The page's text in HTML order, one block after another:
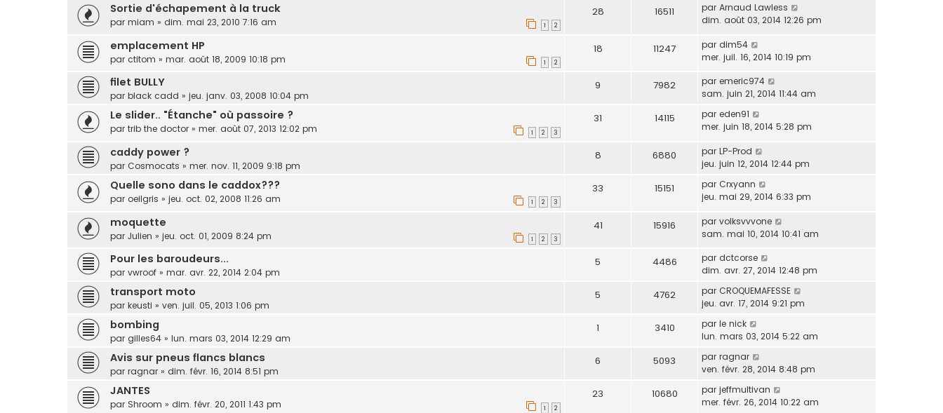
Sortie d'échapement à la truck
par miam » dim. mai 23, 2010 7:16 am 1 2
28 16511 par Arnaud Lawless
dim. août 03, 2014 12:26 pm
emplacement HP
par ctitom » mar. août 18, 2009 10:18 pm 1 2
18 11247 par dim54
mer. juil. 16, 2014 10:19 pm
filet BULLY
par black cadd » jeu. janv. 03, 2008 10:04 pm
9 7982 par emeric974
sam. juin 21, 2014 11:44 am
Le slider.. "Étanche" où passoire ?
par trib the doctor » mer. août 07, 2013 12:02 pm 1 2 3
31 14115 par eden91
mer. juin 18, 2014 5:28 pm
caddy power ?
par Cosmocats » mer. nov. 11, 2009 9:18 pm
8 6880 par LP-Prod
jeu. juin 12, 2014 12:44 pm
Quelle sono dans le caddox???
par oeilgris » jeu. oct. 02, 2008 11:26 am 1 2 3
33 15151 par Crxyann
jeu. mai 29, 2014 6:33 pm
moquette
par Julien » jeu. oct. 01, 2009 8:24 pm 1 2 3
41 15916 par volksvvvone
sam. mai 10, 2014 10:41 am
Pour les baroudeurs...
par vwroof » mar. avr. 22, 2014 2:04 pm
5 4486 par dctcorse
dim. avr. 27, 2014 12:48 pm
transport moto
par keusti » ven. juil. 05, 2013 1:06 pm
5 4762 par CROQUEMAFESSE
jeu. avr. 17, 2014 9:21 pm
bombing
par gilles64 » lun. mars 03, 2014 12:29 am
1 3410 par le nick
lun. mars 03, 2014 5:22 am
Avis sur pneus flancs blancs
par ragnar » dim. févr. 16, 2014 8:51 pm
6 5093 par ragnar
ven. févr. 28, 2014 8:48 pm
JANTES
par Shroom » dim. févr. 20, 2011 1:43 pm 1 2
23 10680 par jeffmultivan
mer. févr. 26, 2014 10:22 am